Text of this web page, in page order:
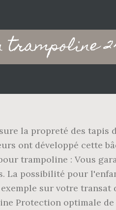
trampoline
la propreté des
ont développé cette
trampoline : Vous
La possibilité pour
sur votre
Protection optimale